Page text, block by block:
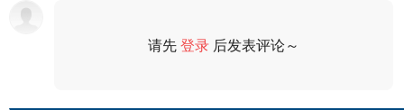
请先登录 后发表评论～